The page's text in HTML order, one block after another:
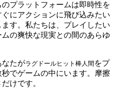
プラットフォームは即時性を
にアクションに飛び込みたい
す。私たちは、プレイしたい
の爽快な現実との間のあらゆ
なたがラグドールヒット棒人間 をプ
でゲームの中にいます。摩擦
けです。